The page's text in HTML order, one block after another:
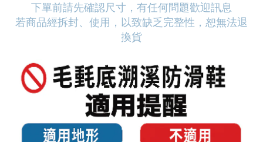
下單前請先確認尺寸，有任何問題歡迎訊息
若商品經拆封、使用，以致缺乏完整性，恕無法退
換貨